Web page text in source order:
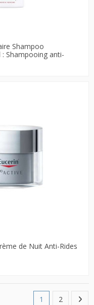
Shampoo
Shampooing anti-
de Nuit Anti-Rides
1 2